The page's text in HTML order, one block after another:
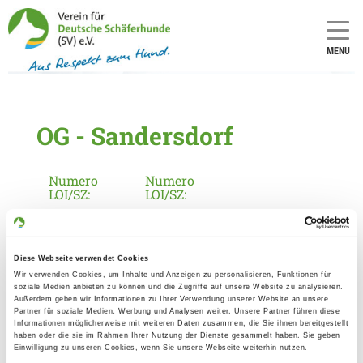
Diese Webseite verwendet Cookies
Wir verwenden Cookies, um Inhalte und Anzeigen zu personalisieren, Funktionen für
soziale Medien anbieten zu können und die Zugriffe auf unsere Website zu analysieren.
Außerdem geben wir Informationen zu Ihrer Verwendung unserer Website an unsere
Partner für soziale Medien, Werbung und Analysen weiter. Unsere Partner führen diese
Informationen möglicherweise mit weiteren Daten zusammen, die Sie ihnen bereitgestellt
haben oder die sie im Rahmen Ihrer Nutzung der Dienste gesammelt haben. Sie geben
Einwilligung zu unseren Cookies, wenn Sie unsere Webseite weiterhin nutzen.
MENU
OG - Sandersdorf
Numero
LOI/SZ:
Numero
LOI/SZ:
Informationen zur Ortsgruppe
Sandersdorf
Kontakt:
Nicole Hofsäss
Heinrich-Heine-Str. 11